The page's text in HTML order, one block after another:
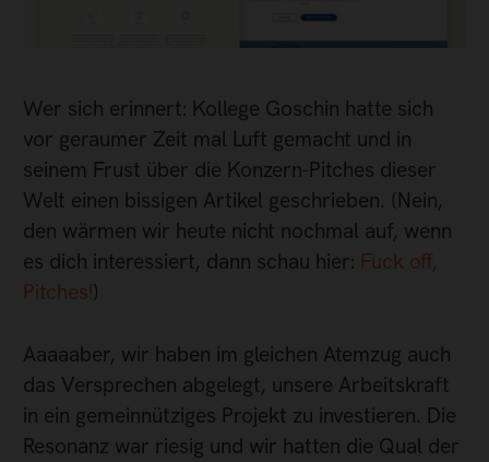
Wer sich erinnert: Kollege Goschin hatte sich
vor geraumer Zeit mal Luft gemacht und in
seinem Frust über die Konzern-Pitches dieser
Welt einen bissigen Artikel geschrieben. (Nein,
den wärmen wir heute nicht nochmal auf, wenn
es dich interessiert, dann schau hier: Fuck off,
Pitches!)
Aaaaaber, wir haben im gleichen Atemzug auch
das Versprechen abgelegt, unsere Arbeitskraft
in ein gemeinnütziges Projekt zu investieren. Die
Resonanz war riesig und wir hatten die Qual der